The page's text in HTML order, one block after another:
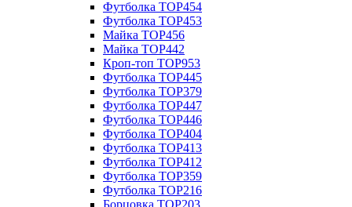
Футболка TOP454
Футболка TOP453
Майка TOP456
Майка TOP442
Кроп-топ TOP953
Футболка TOP445
Футболка TOP379
Футболка TOP447
Футболка TOP446
Футболка TOP404
Футболка TOP413
Футболка TOP412
Футболка TOP359
Футболка TOP216
Борцовка TOP203